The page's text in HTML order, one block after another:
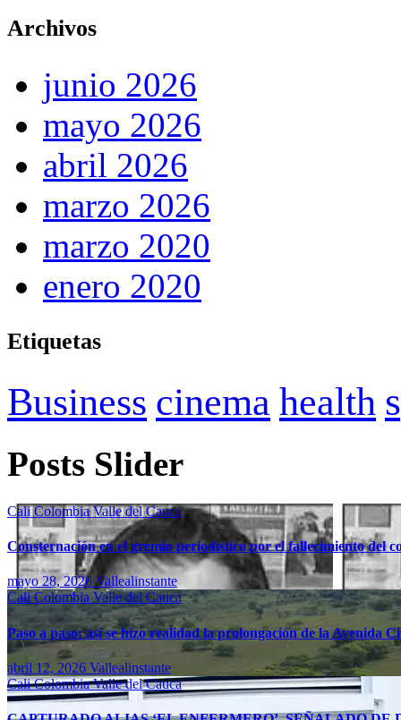
Archivos
junio 2026
mayo 2026
abril 2026
marzo 2026
marzo 2020
enero 2020
Etiquetas
Business cinema health
Posts Slider
CaliColombiaValle del Cauca
Consternación en el gremio periodístico por el fallecimiento del
mayo 28, 2026 Vallealinstante
CaliColombiaValle del Cauca
Paso a paso: así se hizo realidad la prolongación de la Avenida
abril 12, 2026 Vallealinstante
CaliColombiaValle del Cauca